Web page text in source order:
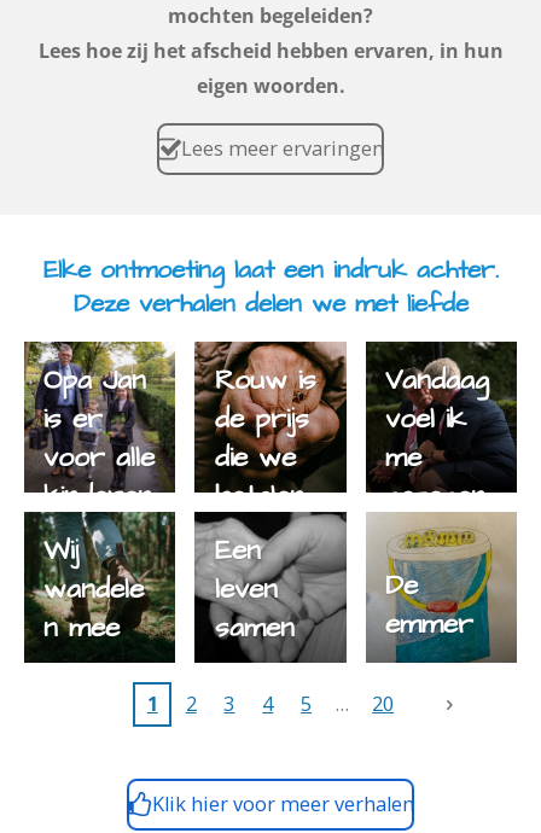
mochten begeleiden?
Lees hoe zij het afscheid hebben ervaren, in hun
eigen woorden.
Lees meer ervaringen
Elke ontmoeting laat een indruk achter.
Deze verhalen delen we met liefde
Opa Jan
is er
voor alle
kinderen
Rouw is
de prijs
die we
betalen
voor de
liefde
Vandaag
voel ik
me
gezegen
d
Wij
wandele
n mee
Een
leven
samen
De
emmer
1 2 3 4 5 20
Klik hier voor meer verhalen